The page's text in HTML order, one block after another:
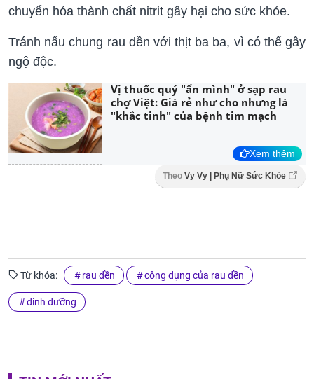
chuyển hóa thành chất nitrit gây hại cho sức khỏe.
Tránh nấu chung rau dền với thịt ba ba, vì có thể gây
ngộ độc.
Vị thuốc quý "ẩn mình" ở sạp rau
chợ Việt: Giá rẻ như cho nhưng là
"khắc tinh" của bệnh tim mạch
Xem thêm
Theo Vy Vy | Phụ Nữ Sức Khỏe
Từ khóa: rau dền công dụng của rau dền
dinh dưỡng